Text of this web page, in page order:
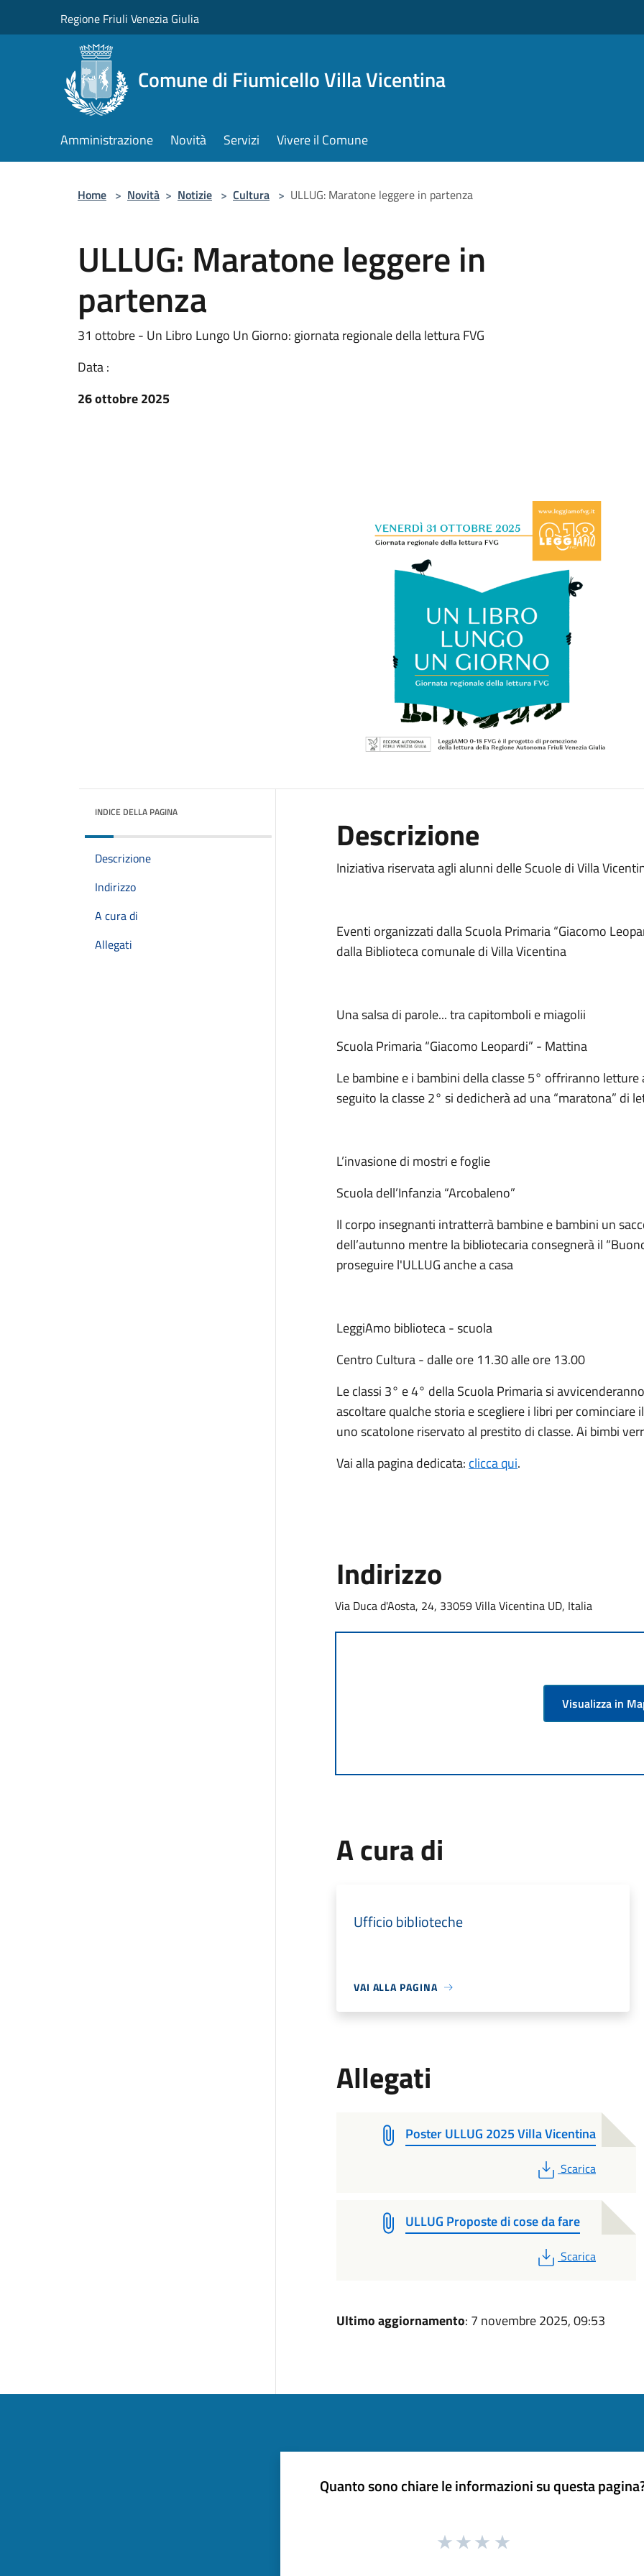
Regione Friuli Venezia Giulia
Comune di Fiumicello Villa Vicentina
Amministrazione Novità Servizi Vivere il Comune
Home > Novità > Notizie > Cultura > ULLUG: Maratone leggere in partenza
ULLUG: Maratone leggere in
partenza
31 ottobre - Un Libro Lungo Un Giorno: giornata regionale della lettura FVG
Data :
26 ottobre 2025
INDICE DELLA PAGINA
Descrizione
Indirizzo
A cura di
Allegati
Descrizione
Iniziativa riservata agli alunni delle Scuole di Villa
Eventi organizzati dalla Scuola Primaria “Giacomo
dalla Biblioteca comunale di Villa Vicentina
Una salsa di parole... tra capitomboli e miagolii
Scuola Primaria “Giacomo Leopardi” - Mattina
Le bambine e i bambini della classe 5° offriranno
seguito la classe 2° si dedicherà ad una “maratona” di
L’invasione di mostri e foglie
Scuola dell’Infanzia “Arcobaleno”
Il corpo insegnanti intratterrà bambine e bambini un
dell’autunno mentre la bibliotecaria consegnerà il
proseguire l'ULLUG anche a casa
LeggiAmo biblioteca - scuola
Centro Cultura - dalle ore 11.30 alle ore 13.00
Le classi 3° e 4° della Scuola Primaria si
ascoltare qualche storia e scegliere i libri per
uno scatolone riservato al prestito di classe. Ai bimbi
Vai alla pagina dedicata: clicca qui.
Indirizzo
Via Duca d'Aosta, 24, 33059 Villa Vicentina UD, Italia
Visualizza in
A cura di
Ufficio biblioteche
VAI ALLA PAGINA
Allegati
Poster ULLUG 2025 Villa Vicentina
PDF
Scarica
ULLUG Proposte di cose da fare
PDF
Scarica
Ultimo aggiornamento: 7 novembre 2025, 09:53
Quanto sono chiare le informazioni su questa